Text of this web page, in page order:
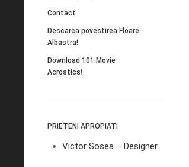
Contact
Descarca povestirea Floare
Albastra!
Download 101 Movie
Acrostics!
PRIETENI APROPIATI
Victor Sosea – Designer